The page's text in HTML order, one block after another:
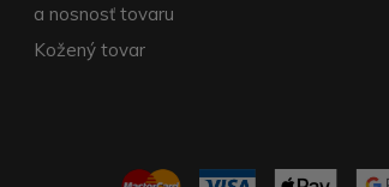
a nosnosť tovaru
Kožený tovar